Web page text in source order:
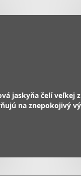
jaskyňa čelí veľkej
na znepokojivý